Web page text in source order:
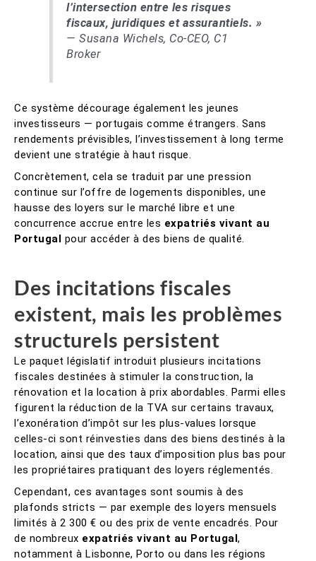
l’intersection entre les risques
fiscaux, juridiques et assurantiels. »
— Susana Wichels, Co-CEO, C1
Broker
Ce système décourage également les jeunes
investisseurs — portugais comme étrangers. Sans
rendements prévisibles, l’investissement à long terme
devient une stratégie à haut risque.
Concrètement, cela se traduit par une pression
continue sur l’offre de logements disponibles, une
hausse des loyers sur le marché libre et une
concurrence accrue entre les expatriés vivant au
Portugal pour accéder à des biens de qualité.
Des incitations fiscales
existent, mais les problèmes
structurels persistent
Le paquet législatif introduit plusieurs incitations
fiscales destinées à stimuler la construction, la
rénovation et la location à prix abordables. Parmi elles
figurent la réduction de la TVA sur certains travaux,
l’exonération d’impôt sur les plus-values lorsque
celles-ci sont réinvesties dans des biens destinés à la
location, ainsi que des taux d’imposition plus bas pour
les propriétaires pratiquant des loyers réglementés.
Cependant, ces avantages sont soumis à des
plafonds stricts — par exemple des loyers mensuels
limités à 2 300 € ou des prix de vente encadrés. Pour
de nombreux expatriés vivant au Portugal,
notamment à Lisbonne, Porto ou dans les régions